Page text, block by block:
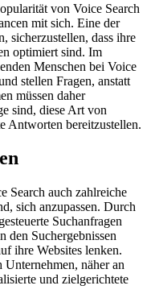
von Voice Search
mit sich. Eine der
sicherzustellen, dass ihre
optimiert sind. Im
Menschen bei Voice
stellen Fragen, anstatt
müssen daher
sind, diese Art von
Antworten bereitzustellen.
Search auch zahlreiche
sich anzupassen. Durch
Suchanfragen
den Suchergebnissen
ihre Websites lenken.
näher an
und zielgerichtete